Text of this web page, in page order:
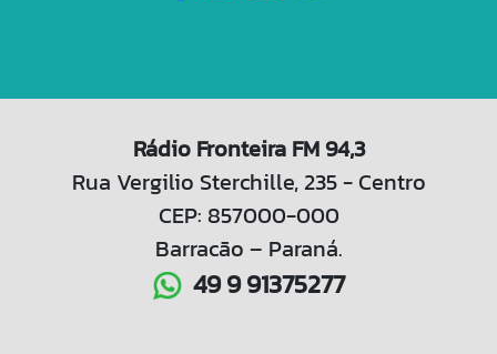
Rádio Fronteira FM 94,3
Rua Vergilio Sterchille, 235 - Centro
CEP: 857000-000
Barracão – Paraná.
49 9 91375277